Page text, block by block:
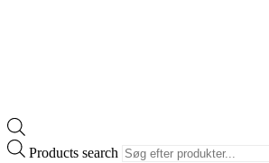
Products search